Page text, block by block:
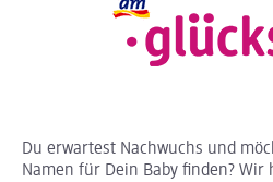
Du erwartest Nachwuchs und
Namen für Dein Baby finden? Wir